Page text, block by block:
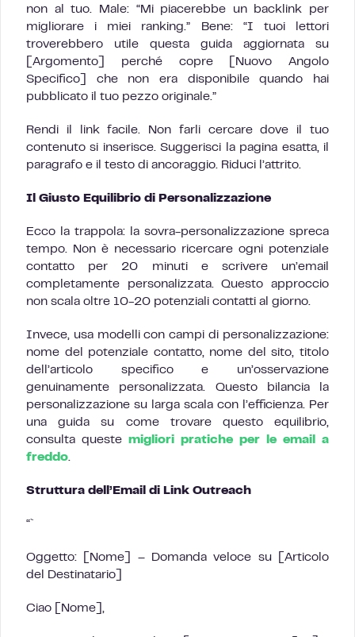
non al tuo. Male: “Mi piacerebbe un backlink per
migliorare i miei ranking.” Bene: “I tuoi lettori
troverebbero utile questa guida aggiornata su
[Argomento] perché copre [Nuovo Angolo
Specifico] che non era disponibile quando hai
pubblicato il tuo pezzo originale.”
Rendi il link facile. Non farli cercare dove il tuo
contenuto si inserisce. Suggerisci la pagina esatta, il
paragrafo e il testo di ancoraggio. Riduci l’attrito.
Il Giusto Equilibrio di Personalizzazione
Ecco la trappola: la sovra-personalizzazione spreca
tempo. Non è necessario ricercare ogni potenziale
contatto per 20 minuti e scrivere un’email
completamente personalizzata. Questo approccio
non scala oltre 10-20 potenziali contatti al giorno.
Invece, usa modelli con campi di personalizzazione:
nome del potenziale contatto, nome del sito, titolo
dell’articolo specifico e un’osservazione
genuinamente personalizzata. Questo bilancia la
personalizzazione su larga scala con l’efficienza. Per
una guida su come trovare questo equilibrio,
consulta queste migliori pratiche per le email a
freddo.
Struttura dell’Email di Link Outreach
“`
Oggetto: [Nome] – Domanda veloce su [Articolo
del Destinatario]
Ciao [Nome],